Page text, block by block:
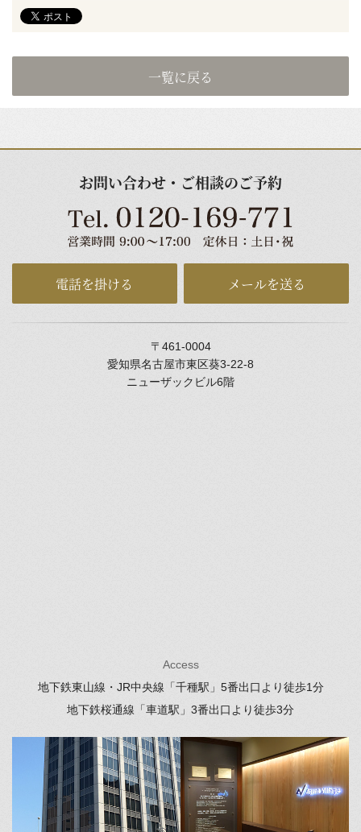
一覧に戻る
お問い合わせ・ご相談のご予約
電話を掛ける メールを送る
〒461-0004
愛知県名古屋市東区葵3-22-8
ニューザックビル6階
Access
地下鉄東山線・JR中央線「千種駅」 5番出口より徒歩1分
地下鉄桜通線「車道駅」 3番出口より徒歩3分